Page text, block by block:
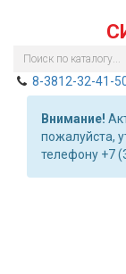
8-3812-32-41-
Внимание!
пожалуйста,
телефону +7